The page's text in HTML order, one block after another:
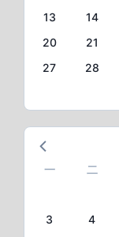
13
14
20
21
27
28
一 二
3
4